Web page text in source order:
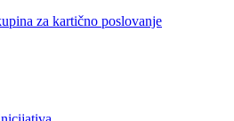
za kartično poslovanje